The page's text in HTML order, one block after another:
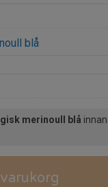
blå
merinoull blå